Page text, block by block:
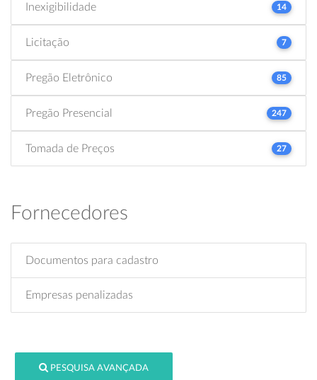
Inexigibilidade 14
Licitação 7
Pregão Eletrônico 85
Pregão Presencial 247
Tomada de Preços 27
Fornecedores
Documentos para cadastro
Empresas penalizadas
PESQUISA AVANÇADA